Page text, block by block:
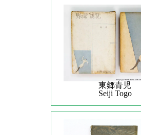
東郷青児
Seiji Togo